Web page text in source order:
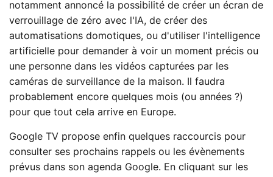
notamment annoncé la possibilité de créer un écran de
verrouillage de zéro avec l'IA, de créer des
automatisations domotiques, ou d'utiliser l'intelligence
artificielle pour demander à voir un moment précis ou
une personne dans les vidéos capturées par les
caméras de surveillance de la maison. Il faudra
probablement encore quelques mois (ou années ?)
pour que tout cela arrive en Europe.
Google TV propose enfin quelques raccourcis pour
consulter ses prochains rappels ou les évènements
prévus dans son agenda Google. En cliquant sur les